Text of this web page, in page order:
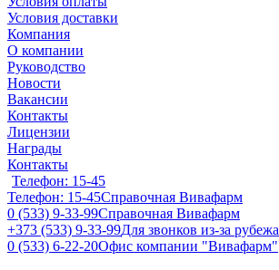
Условия доставки
Компания
О компании
Руководство
Новости
Вакансии
Контакты
Лицензии
Награды
Контакты
Телефон: 15-45
Телефон: 15-45Справочная Вивафарм
0 (533) 9-33-99Справочная Вивафарм
+373 (533) 9-33-99Для звонков из-за рубежа
0 (533) 6-22-20Офис компании "Вивафарм"